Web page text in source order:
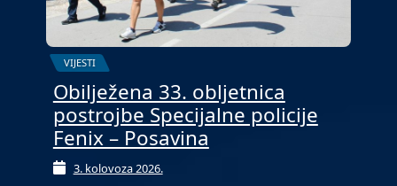
VIJESTI
Obilježena 33. obljetnica
postrojbe Specijalne policije
Fenix – Posavina
3. kolovoza 2026.